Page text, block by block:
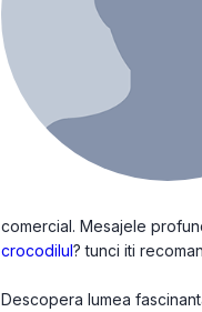
comercial. Mesajele
crocodilul? tunci iti
Descopera lumea